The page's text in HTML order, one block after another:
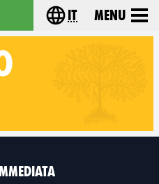
Choose your
it Menu